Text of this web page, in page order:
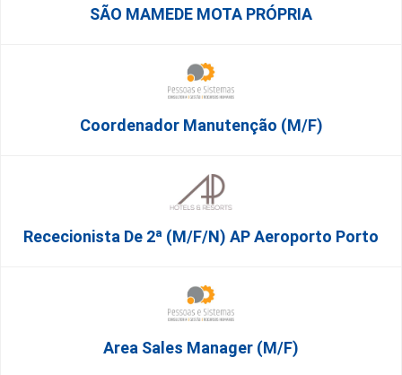
SÃO MAMEDE MOTA PRÓPRIA
Coordenador Manutenção (m/f)
Rececionista De 2ª (M/F/N) AP Aeroporto Porto
Area Sales Manager (m/f)